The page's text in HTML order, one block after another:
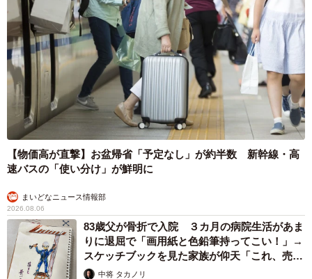
【物価高が直撃】お盆帰省「予定なし」が約半数 新幹線・高
速バスの「使い分け」が鮮明に
まいどなニュース情報部
2026.08.06
83歳父が骨折で入院 ３カ月の病院生活があま
りに退屈で「画用紙と色鉛筆持ってこい！」→
スケッチブックを見た家族が仰天「これ、売れ
ますよ…」
中将 タカノリ